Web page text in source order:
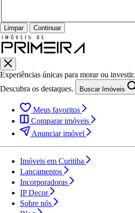
Limpar Continuar
Experiências únicas para morar ou investir.
Descubra os destaques.
Buscar Imóveis
Meus favoritos
Comparar imóveis
Anunciar imóvel
Imóveis em Curitiba
Lançamentos
Incorporadoras
IP Decor
Sobre nós